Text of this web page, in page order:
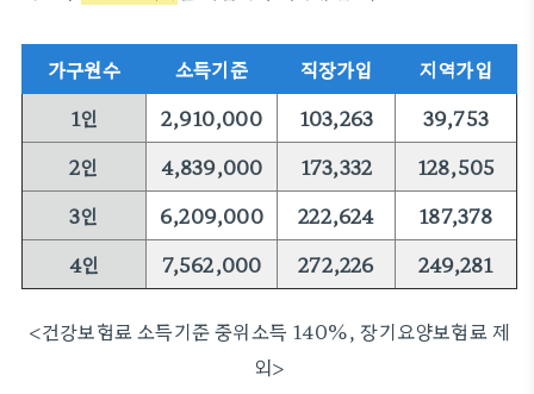
가구원수 소득기준 직장가입
지역가입
1인
2,910,000 103,263
39,753
2인
4,839,000 173,332
128,505
3인
6,209,000 222,624
187,378
4인
7,562,000 272,226 249,281
<건강보험료 소득기준 중위소득 140%, 장기요양보험료 제
외>